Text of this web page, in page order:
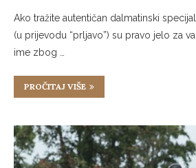
Ako tražite autentičan dalmatinski
(u prijevodu “prljavo”) su pravo jelo za
ime zbog …
PROČITAJ VIŠE